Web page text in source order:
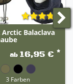
Balaclava
ab 16,95 € *
3 Farben